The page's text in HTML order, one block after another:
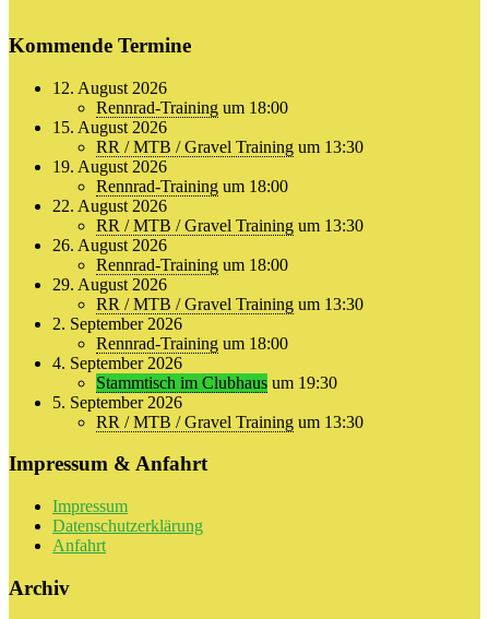
Kommende Termine
12. August 2026
Rennrad-Training um 18:00
15. August 2026
RR / MTB / Gravel Training um 13:30
19. August 2026
Rennrad-Training um 18:00
22. August 2026
RR / MTB / Gravel Training um 13:30
26. August 2026
Rennrad-Training um 18:00
29. August 2026
RR / MTB / Gravel Training um 13:30
2. September 2026
Rennrad-Training um 18:00
4. September 2026
Stammtisch im Clubhaus um 19:30
5. September 2026
RR / MTB / Gravel Training um 13:30
Impressum & Anfahrt
Impressum
Datenschutzerklärung
Anfahrt
Archiv